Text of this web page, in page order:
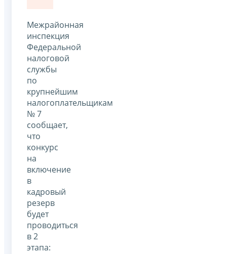
Межрайонная
инспекция
Федеральной
налоговой
службы
по
крупнейшим
налогоплательщикам
№ 7
сообщает,
что
конкурс
на
включение
в
кадровый
резерв
будет
проводиться
в 2
этапа: